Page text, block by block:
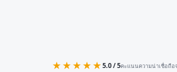
★★★★★5.0 / 5คะแนนความน่าเชื่อถือ